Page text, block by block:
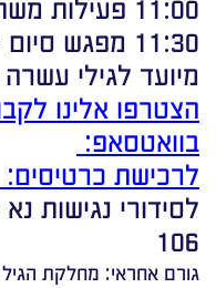
11:30 מפגש סיום יום.
מיועד לגילי
הצטרפו אלינו
בוואטסאפ:
לרכישת כרטיסים:
לסידורי נגישות
106
גורם אחראי: מחלקת